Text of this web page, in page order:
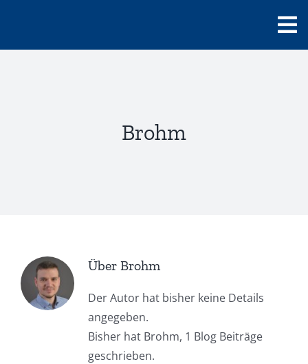
springen
Brohm
Über Brohm
Der Autor hat bisher keine Details
angegeben.
Bisher hat Brohm, 1 Blog Beiträge
geschrieben.